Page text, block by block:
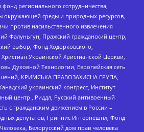
регионального сотрудничества,
окружающей среды и природных ресурсов,
против насильственного извлечения
Фалуньгун, Пражский гражданский центр,
выбор, Фонд Ходорковского,
Украинской Христианской Церкви,
Духовной Технологии, Европейская сеть
КРИМСЬКА ПРАВОЗАХИСНА ГРУПА,
украинский конгресс, Институт
центр , Риддл, Русский антивоенный
с гражданским движением в России –
депутатов, Гринпис Интернешнл, Фонд
Белорусский дом прав человека